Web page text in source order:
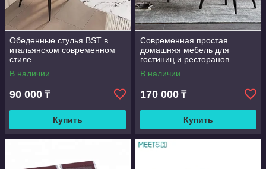
Обеденные стулья BST в
итальянском современном
стиле
В наличии
90 000 ₸
Купить
Современная простая
домашняя мебель для
гостиниц и ресторанов
В наличии
170 000 ₸
Купить